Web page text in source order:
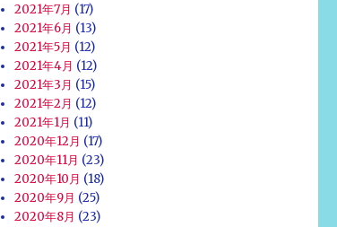
2021年7月 (17)
2021年6月 (13)
2021年5月 (12)
2021年4月 (12)
2021年3月 (15)
2021年2月 (12)
2021年1月 (11)
2020年12月 (17)
2020年11月 (23)
2020年10月 (18)
2020年9月 (25)
2020年8月 (23)